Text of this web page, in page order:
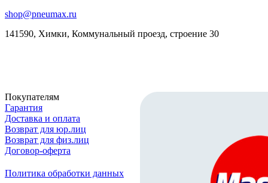
shop@pneumax.ru
141590, Химки, Коммунальный проезд, строение 30
Покупателям
Гарантия
Доставка и оплата
Возврат для юр.лиц
Возврат для физ.лиц
Договор-оферта
Политика обработки данных